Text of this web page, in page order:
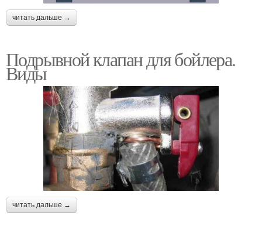
читать дальше →
Подрывной клапан для бойлера.
Виды
читать дальше →